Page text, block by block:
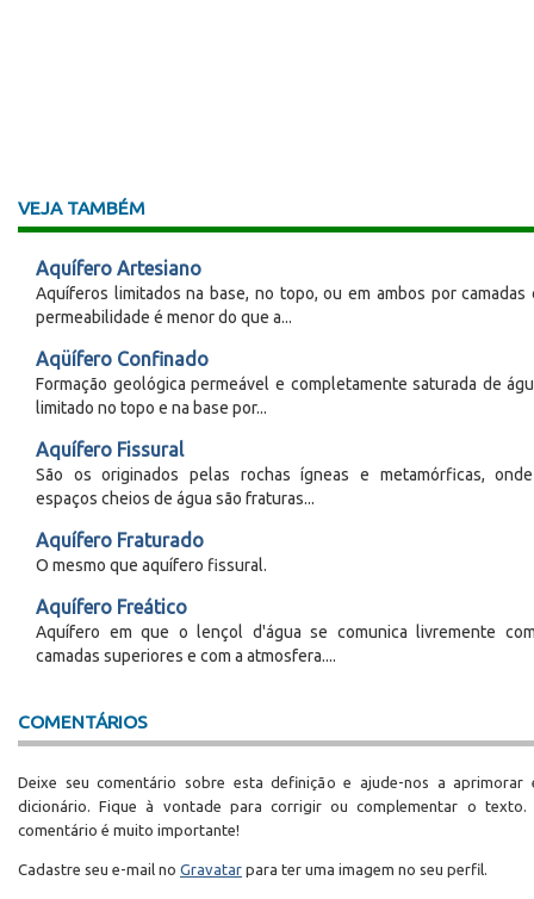
VEJA TAMBÉM
Aquífero Artesiano
Aquíferos limitados na base, no topo, ou em ambos por camadas
permeabilidade é menor do que a...
Aqüífero Confinado
Formação geológica permeável e completamente saturada de
limitado no topo e na base por...
Aquífero Fissural
São os originados pelas rochas ígneas e metamórficas,
espaços cheios de água são fraturas...
Aquífero Fraturado
O mesmo que aquífero fissural.
Aquífero Freático
Aquífero em que o lençol d'água se comunica livremente
camadas superiores e com a atmosfera....
COMENTÁRIOS
Deixe seu comentário sobre esta definição e ajude-nos a aprimorar
dicionário. Fique à vontade para corrigir ou complementar o texto.
comentário é muito importante!
Cadastre seu e-mail no Gravatar para ter uma imagem no seu perfil.